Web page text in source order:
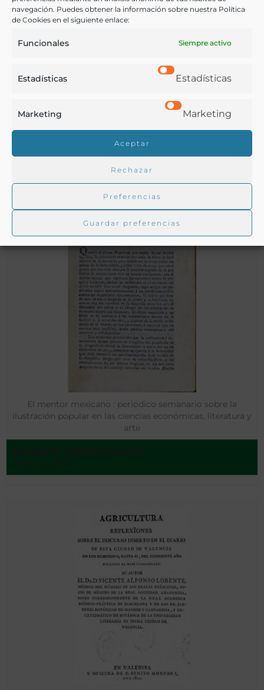
navegación. Puedes obtener la información sobre nuestra Política
de Cookies en el siguiente enlace:
Funcionales Siempre activo
Estadísticas Estadísticas
Marketing Marketing
Aceptar
Rechazar
Preferencias
Guardar preferencias
Relacion sucinta en que se explica… el nuevo
América : y de lo demas, que se sabe en el dia de este fruto
El mentor mexicano : periódico semanario sobre la
ilustración popular en las ciencias económicas, literatura y
arte